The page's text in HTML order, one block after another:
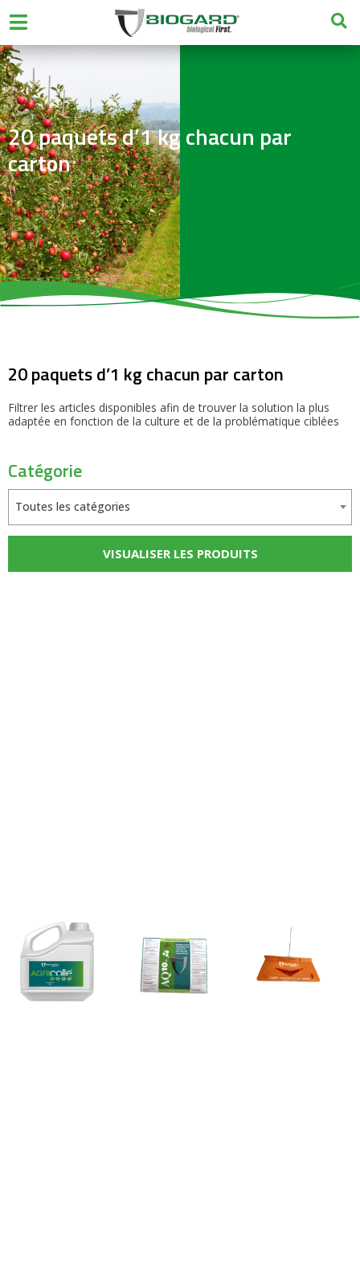
20 paquets d’1 kg chacun par
carton
20 paquets d’1 kg chacun par carton
Filtrer les articles disponibles afin de trouver la solution la plus
adaptée en fonction de la culture et de la problématique ciblées
Catégorie
Toutes les catégories